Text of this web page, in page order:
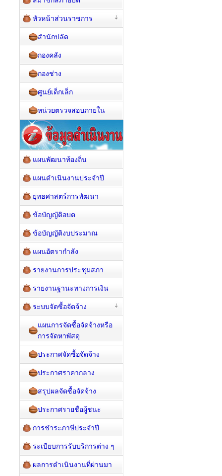
หัวหน้าส่วนราชการ
สำนักปลัด
กองคลัง
กองช่าง
ศูนย์เด็กเล็ก
หน่วยตรวจสอบภายใน
แผนพัฒนาท้องถิ่น
แผนดำเนินงานประจำปี
ยุทธศาสตร์การพัฒนา
ข้อบัญญัติอบต
ข้อบัญญัติงบประมาณ
แผนอัตรากำลัง
รายงานการประชุมสภา
รายงานฐานะทางการเงิน
ระบบจัดซื้อจัดจ้าง
แผนการจัดซื้อจัดจ้างหรือ
การจัดหาพัสดุ
ประกาศจัดซื้อจัดจ้าง
ประกาศราคากลาง
สรุปผลจัดซื้อจัดจ้าง
ประกาศรายชื่อผู้ชนะ
การชำระภาษีประจำปี
ระเบียบการรับบริการต่าง ๆ
ผลการดำเนินงานที่ผ่านมา